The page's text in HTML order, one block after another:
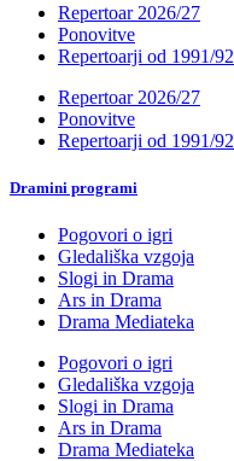
Repertoar 2026/27
Ponovitve
Repertoarji od 1991/92
Repertoar 2026/27
Ponovitve
Repertoarji od 1991/92
Dramini programi
Pogovori o igri
Gledališka vzgoja
Slogi in Drama
Ars in Drama
Drama Mediateka
Pogovori o igri
Gledališka vzgoja
Slogi in Drama
Ars in Drama
Drama Mediateka